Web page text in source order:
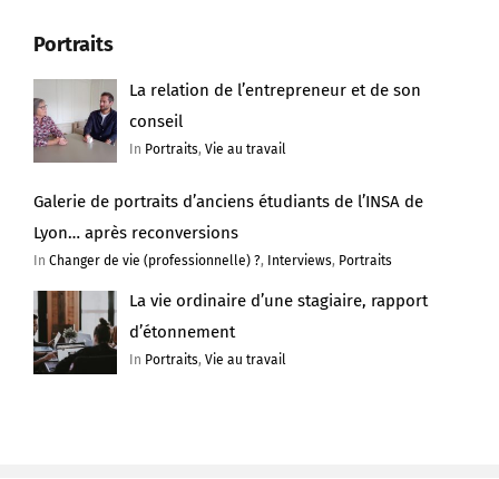
Portraits
La relation de l’entrepreneur et de son
conseil
In Portraits,Vie au travail
Galerie de portraits d’anciens étudiants de l’INSA de
Lyon… après reconversions
In Changer de vie (professionnelle) ?, Interviews, Portraits
La vie ordinaire d’une stagiaire, rapport
d’étonnement
In Portraits,Vie au travail